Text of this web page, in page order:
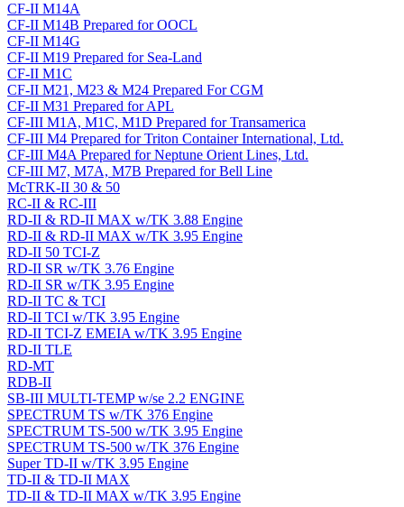
CF-II M14A
CF-II M14B Prepared for OOCL
CF-II M14G
CF-II M19 Prepared for Sea-Land
CF-II M1C
CF-II M21, M23 & M24 Prepared For CGM
CF-II M31 Prepared for APL
CF-III M1A, M1C, M1D Prepared for Transamerica
CF-III M4 Prepared for Triton Container International, Ltd.
CF-III M4A Prepared for Neptune Orient Lines, Ltd.
CF-III M7, M7A, M7B Prepared for Bell Line
McTRK-II 30 & 50
RC-II & RC-III
RD-II & RD-II MAX w/TK 3.88 Engine
RD-II & RD-II MAX w/TK 3.95 Engine
RD-II 50 TCI-Z
RD-II SR w/TK 3.76 Engine
RD-II SR w/TK 3.95 Engine
RD-II TC & TCI
RD-II TCI w/TK 3.95 Engine
RD-II TCI-Z EMEIA w/TK 3.95 Engine
RD-II TLE
RD-MT
RDB-II
SB-III MULTI-TEMP w/se 2.2 ENGINE
SPECTRUM TS w/TK 376 Engine
SPECTRUM TS-500 w/TK 3.95 Engine
SPECTRUM TS-500 w/TK 376 Engine
Super TD-II w/TK 3.95 Engine
TD-II & TD-II MAX
TD-II & TD-II MAX w/TK 3.95 Engine